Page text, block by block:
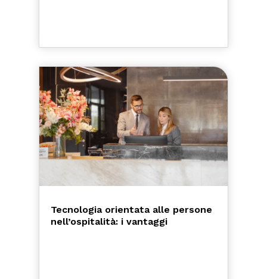
Tecnologia orientata alle persone
nell’ospitalità: i vantaggi